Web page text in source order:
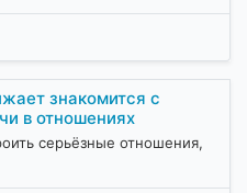
знакомится с
в отношениях
серьёзные отношения,